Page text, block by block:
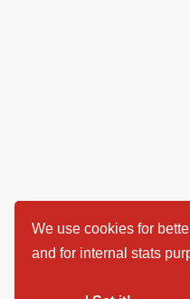
We use cookies for
and for internal stats